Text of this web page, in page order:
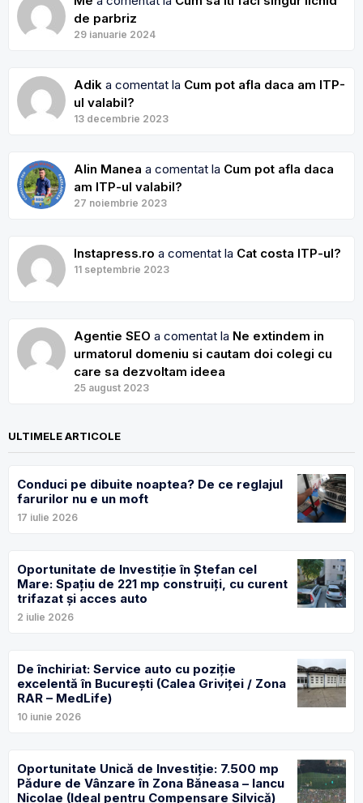
de parbriz
29 ianuarie 2024
Adik a comentat la Cum pot afla daca am ITP-
ul valabil?
13 decembrie 2023
Alin Manea a comentat la Cum pot afla daca
am ITP-ul valabil?
27 noiembrie 2023
Instapress.ro a comentat la Cat costa ITP-ul?
11 septembrie 2023
Agentie SEO a comentat la Ne extindem in
urmatorul domeniu si cautam doi colegi cu
care sa dezvoltam ideea
25 august 2023
ULTIMELE ARTICOLE
Conduci pe dibuite noaptea? De ce reglajul
farurilor nu e un moft
17 iulie 2026
Oportunitate de Investiție în Ștefan cel
Mare: Spațiu de 221 mp construiți, cu curent
trifazat și acces auto
2 iulie 2026
De închiriat: Service auto cu poziție
excelentă în București (Calea Griviței / Zona
RAR – MedLife)
10 iunie 2026
Oportunitate Unică de Investiție: 7.500 mp
Pădure de Vânzare în Zona Băneasa – Iancu
Nicolae (Ideal pentru Compensare Silvică)